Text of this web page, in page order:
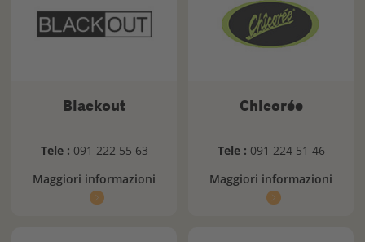
Blackout
Tele : 091 222 55 63
Maggiori informazioni
Chicorée
Tele : 091 224 51 46
Maggiori informazioni